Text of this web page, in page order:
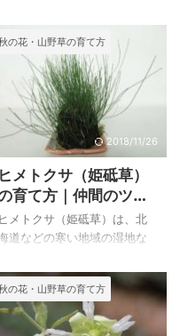
草です。 丈夫な植物です
、寒さに弱いので、寒い地
方では対策が必要です。関東
地方では鉢植えの場合凍らな
いような軒下に置き、地植え
の場合は腐葉土をかぶせてお
ます。 日当たりがよく、暖
く育てれば木質化した株か
ら群生して見事な花を咲かせ
す。 上のダンギク（段菊）
は、自宅で２０１４年９月１
日に撮影した種から育てた
徴と育て方 ダンギク（段
） ２００４年９月２４
撮影 栽培品 和名 ダンギ
（段菊 ...
の花・山野草の育て方
2018/11/26
ヒメトクサ（姫砥草）
育て方｜仲間のツク
シ（土筆）
ヒメトクサ（姫砥草）は、北
道などの寒い地域の湿地な
２０cmほどでトクサをかな
小さくしたような姿の植物
す。 湿地などに生えますの
、あまり乾燥させない方が
の花・山野草の育て方